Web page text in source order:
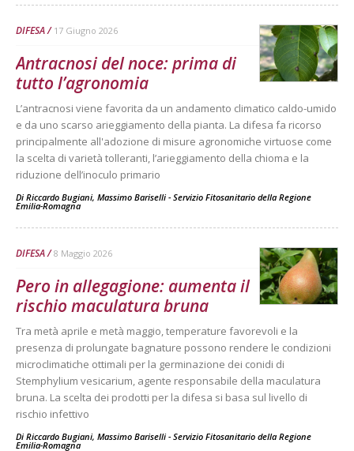
DIFESA 17 Giugno 2026
Antracnosi del noce: prima di
tutto l’agronomia
L’antracnosi viene favorita da un andamento climatico caldo-umido
e da uno scarso arieggiamento della pianta. La difesa fa ricorso
principalmente all'adozione di misure agronomiche virtuose come
la scelta di varietà tolleranti, l’arieggiamento della chioma e la
riduzione dell’inoculo primario
Di Riccardo Bugiani, Massimo Bariselli - Servizio Fitosanitario della Regione
Emilia-Romagna
DIFESA 8 Maggio 2026
Pero in allegagione: aumenta il
rischio maculatura bruna
Tra metà aprile e metà maggio, temperature favorevoli e la
presenza di prolungate bagnature possono rendere le condizioni
microclimatiche ottimali per la germinazione dei conidi di
Stemphylium vesicarium, agente responsabile della maculatura
bruna. La scelta dei prodotti per la difesa si basa sul livello di
rischio infettivo
Di Riccardo Bugiani, Massimo Bariselli - Servizio Fitosanitario della Regione
Emilia-Romagna